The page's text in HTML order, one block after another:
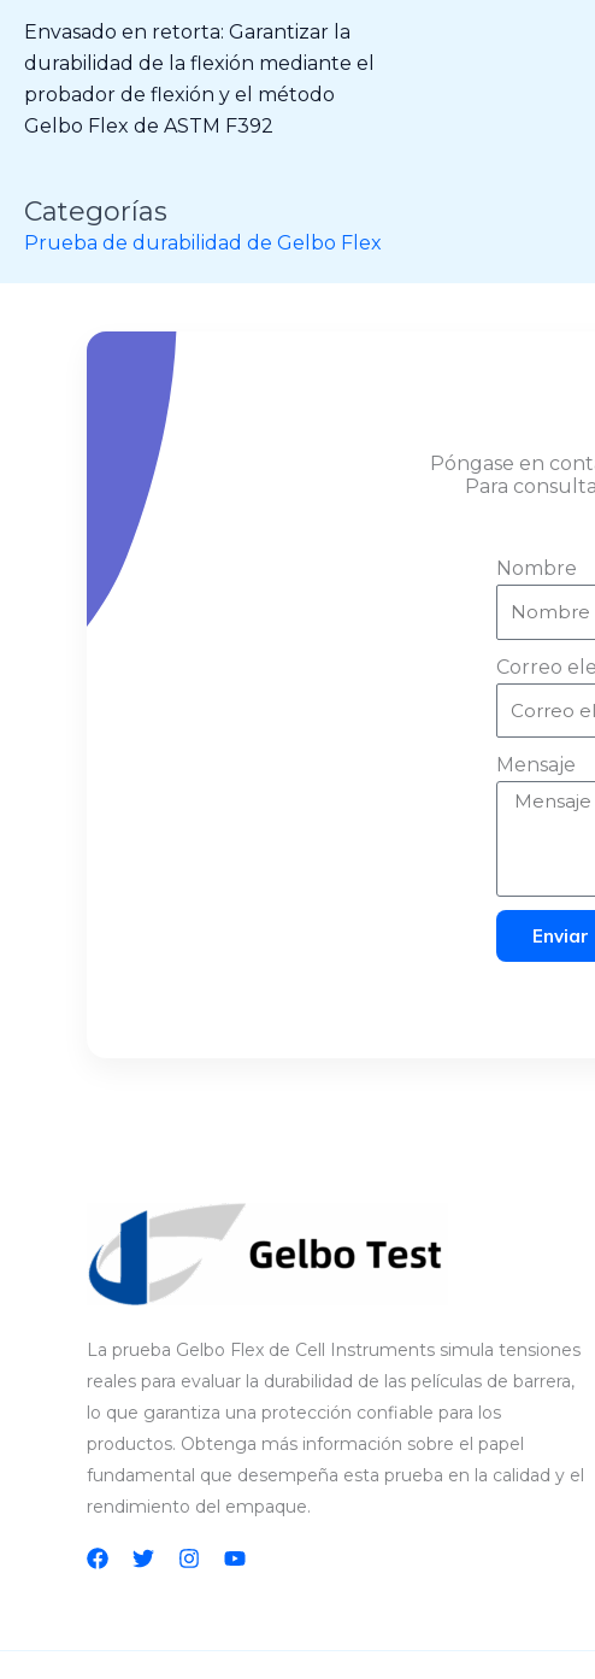
Envasado en retorta: Garantizar la
durabilidad de la flexión mediante el
probador de flexión y el método
Gelbo Flex de ASTM F392
Categorías
Prueba de durabilidad de Gelbo Flex
Póngase en
Para
Nombre
Correo
Mensaje
Enviar
La prueba Gelbo Flex de Cell Instruments simula tensiones
reales para evaluar la durabilidad de las películas de barrera,
lo que garantiza una protección confiable para los
productos. Obtenga más información sobre el papel
fundamental que desempeña esta prueba en la calidad y el
rendimiento del empaque.